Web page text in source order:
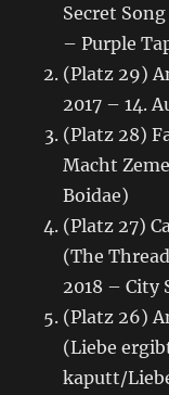
Secret
– Purple
(Platz 29)
2017 – 14.
(Platz 28)
Macht
Boidae)
(Platz 27)
(The
2018 – City
(Platz 26)
(Liebe
kaputt/